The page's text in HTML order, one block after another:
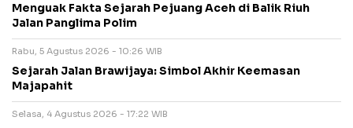
Menguak Fakta Sejarah Pejuang Aceh di Balik Riuh
Jalan Panglima Polim
Rabu, 5 Agustus 2026 - 10:26 WIB
Sejarah Jalan Brawijaya: Simbol Akhir Keemasan
Majapahit
Selasa, 4 Agustus 2026 - 17:22 WIB